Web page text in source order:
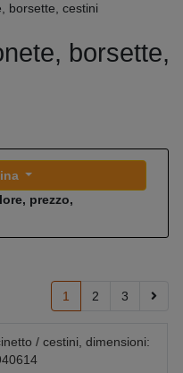
borsette, cestini
borsette,
prezzo,
1 2 3
/ cestini, dimensioni: